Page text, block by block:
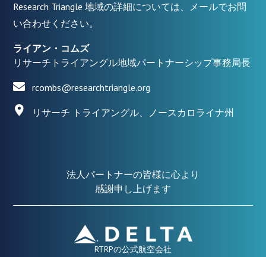
Research Triangle 地域の詳細については、メールでお問
い合わせください。
ライアン・コムズ
リサーチトライアングル地域パートナーシップ事務局長
rcombs@researchtriangle.org
リサーチ トライアングル、ノースカロライナ州
法人パートナーの皆様に心より
感謝申し上げます
RTRPの公式航空会社